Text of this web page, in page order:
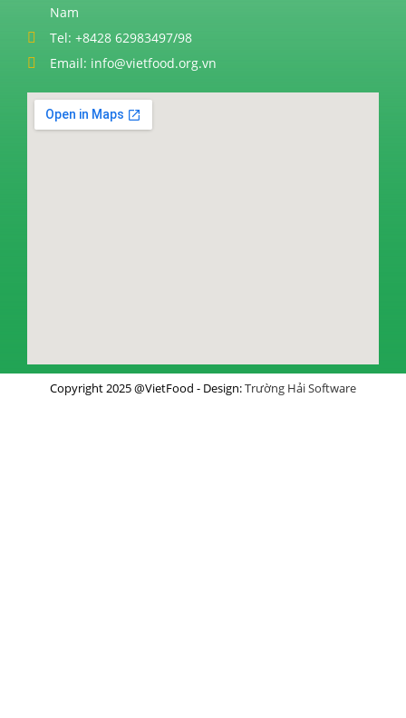
Nam
Tel: +8428 62983497/98
Email: info@vietfood.org.vn
Copyright 2025 @VietFood - Design:Trường Hải Software